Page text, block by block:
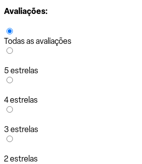
Avaliações:
Todas as avaliações
5 estrelas
4 estrelas
3 estrelas
2 estrelas